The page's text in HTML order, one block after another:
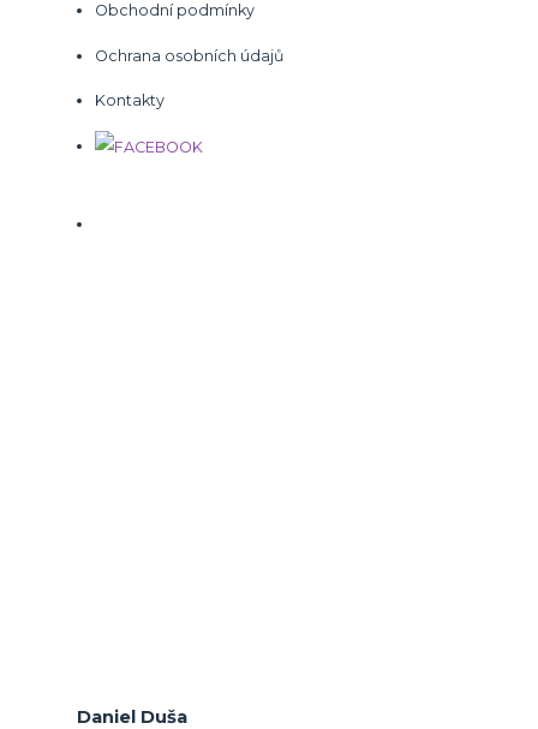
Obchodní podmínky
Ochrana osobních údajů
Kontakty
Daniel Duša